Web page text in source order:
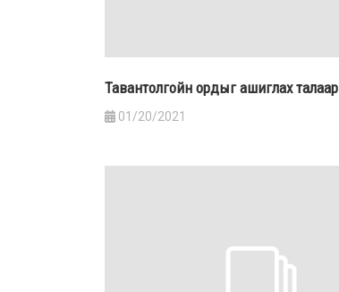
Тавантолгойн ордыг ашиглах талаар
01/20/2021